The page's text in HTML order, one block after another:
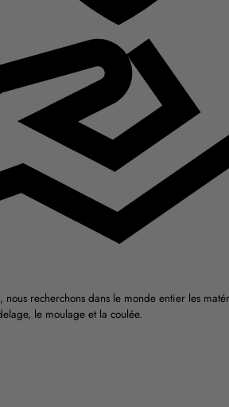
nous recherchons dans le monde entier les
le moulage et la coulée.